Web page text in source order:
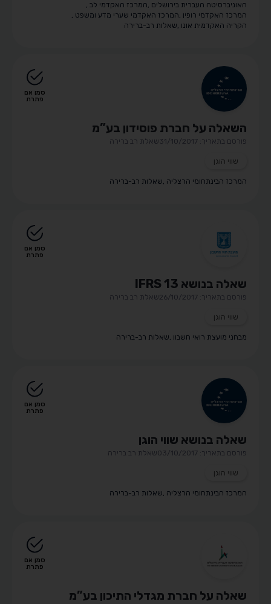
האוניברסיטה העברית בירושלים ,המרכז האקדמי לב ,
המרכז האקדמי רופין ,המרכז האקדמי שערי מדע ומשפט ,
הקריה האקדמית אונו ,שאלות רב-ברירה
השאלה על חברת פוסידון בע”מ
פורסם בתאריך: 31/10/2017 שאלת רב ברירה
שווי הוגן
המרכז הבינתחומי הרצליה ,שאלות רב-ברירה
סמן אם
פתרת
שאלה בנושא IFRS 13
פורסם בתאריך: 26/10/2017 שאלת רב ברירה
שווי הוגן
מבחני מועצת רואי חשבון ,שאלות רב-ברירה
סמן אם
פתרת
שאלה בנושא שווי הוגן
פורסם בתאריך: 03/10/2017 שאלת רב ברירה
שווי הוגן
המרכז הבינתחומי הרצליה ,שאלות רב-ברירה
סמן אם
פתרת
שאלה על חברת מגדלי התיכון בע”מ
סמן אם
פתרת